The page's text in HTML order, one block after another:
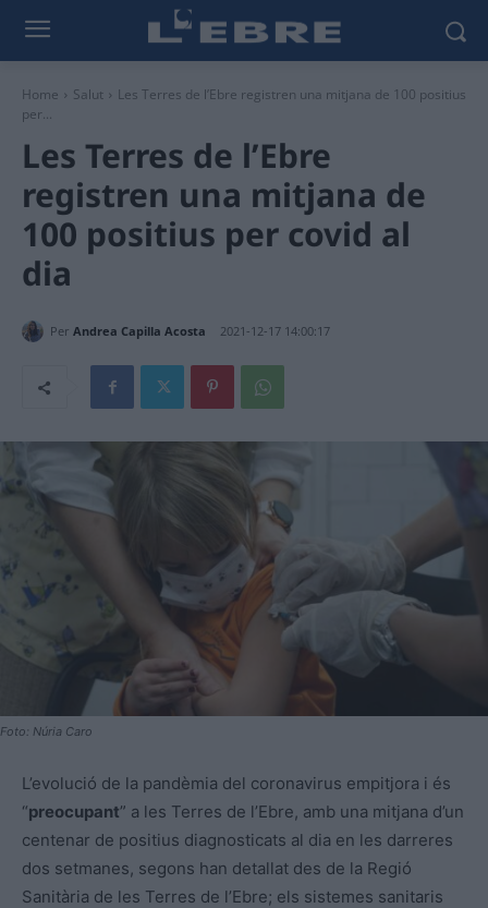
Home Salut
Les Terres de l’Ebre registren una mitjana de 100 positius
per...
Les Terres de l’Ebre
registren una mitjana de
100 positius per covid al
dia
Per Andrea Capilla Acosta 2021-12-17 14:00:17
Foto: Núria Caro
L’evolució de la pandèmia del coronavirus empitjora i és
“preocupant” a les Terres de l’Ebre, amb una mitjana d’un
centenar de positius diagnosticats al dia en les darreres
dos setmanes, segons han detallat des de la Regió
Sanitària de les Terres de l’Ebre; els sistemes sanitaris